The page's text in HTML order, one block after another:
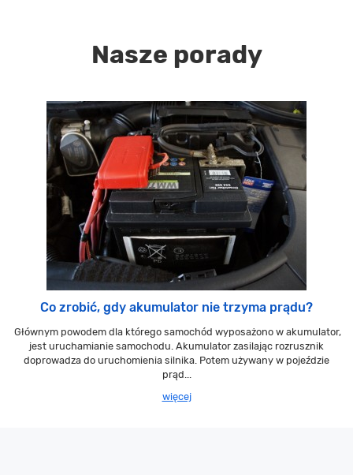
Nasze porady
Co zrobić, gdy akumulator nie trzyma prądu?
Głównym powodem dla którego samochód wyposażono w akumulator,
jest uruchamianie samochodu. Akumulator zasilając rozrusznik
doprowadza do uruchomienia silnika. Potem używany w pojeździe
prąd...
więcej